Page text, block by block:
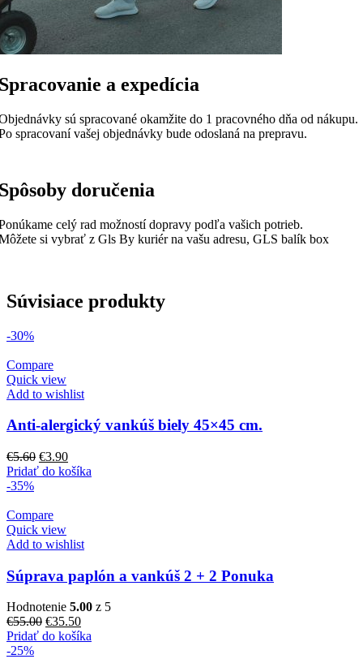
a expedícia
sú spracované okamžite do 1 pracovného dňa od nákupu.
spracovaní vašej objednávky bude odoslaná na prepravu.
doručenia
celý rad možností dopravy podľa vašich potrieb.
si vybrať z Gls By kuriér na vašu adresu, GLS balík box
Súvisiace produkty
-30%
Compare
Quick view
Add to wishlist
Anti-alergický vankúš biely 45×45 cm.
€5.60 Pôvodná
cena
€3.90Aktuálna
cena
Pridať do košíka
-35%
Compare
Quick view
Add to wishlist
Súprava paplón a vankúš 2 + 2 Ponuka
Hodnotenie 5.00 z 5
€55.00 Pôvodná
cena
€35.50Aktuálna
cena
Pridať do košíka
-25%